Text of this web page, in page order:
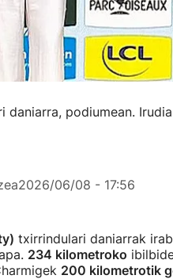
podiumean.
2026/06/08 - 17:56
txirrindulari daniarrak
234 kilometroko
200 kilometrotik